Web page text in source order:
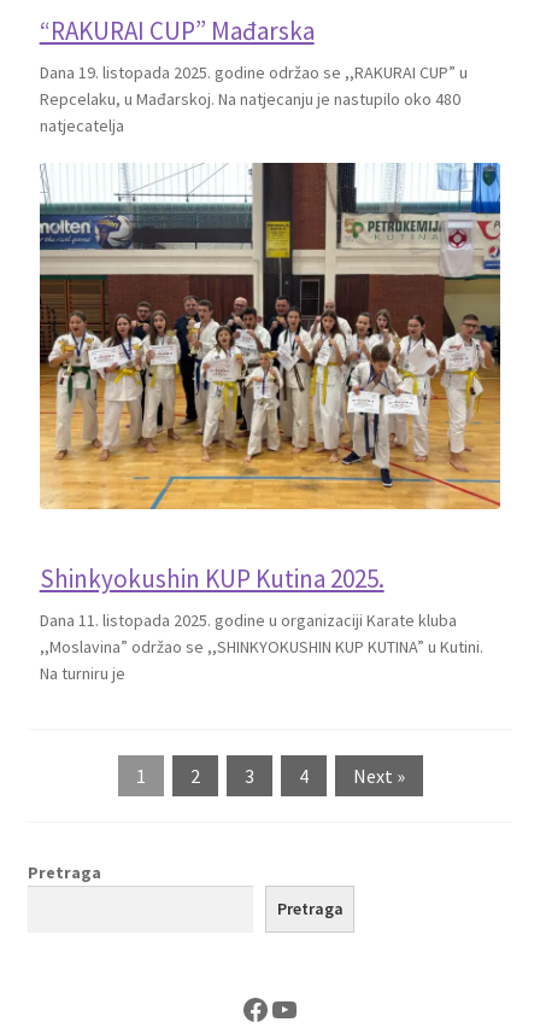
“RAKURAI CUP” Mađarska
Dana 19. listopada 2025. godine održao se ,,RAKURAI CUP” u
Repcelaku, u Mađarskoj. Na natjecanju je nastupilo oko 480
natjecatelja
Shinkyokushin KUP Kutina 2025.
Dana 11. listopada 2025. godine u organizaciji Karate kluba
,,Moslavina” održao se ,,SHINKYOKUSHIN KUP KUTINA” u Kutini.
Na turniru je
1 2 3 4 Next »
Pretraga
Pretraga
Facebook
YouTube